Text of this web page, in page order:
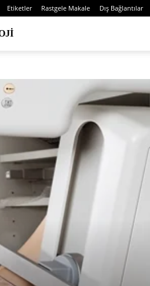
Etiketler Rastgele Makale Dış Bağlantılar